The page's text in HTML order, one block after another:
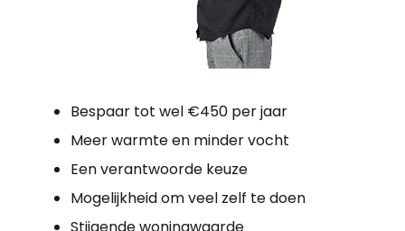
Bespaar tot wel €450 per jaar
Meer warmte en minder vocht
Een verantwoorde keuze
Mogelijkheid om veel zelf te doen
Stijgende woningwaarde